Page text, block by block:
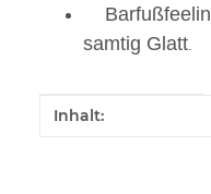
samtig Glatt
Wert
Inhalt: